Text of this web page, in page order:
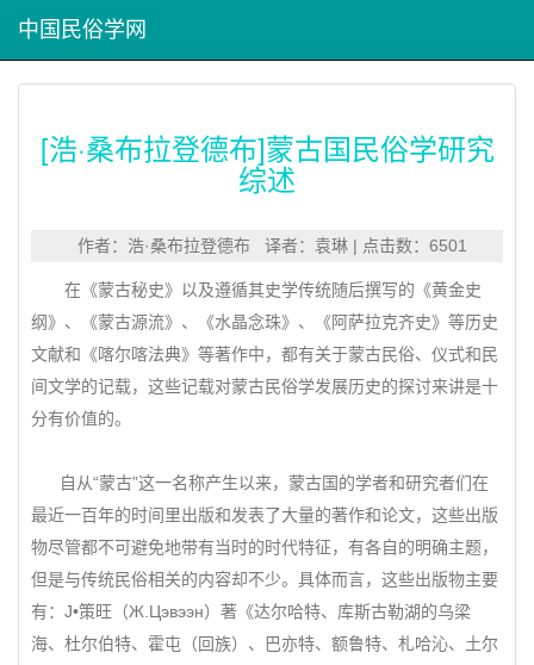
中国民俗学网
[浩·桑布拉登德布]蒙古国民俗学研究
综述
作者：浩·桑布拉登德布 译者：袁琳 | 点击数：6501
在《蒙古秘史》以及遵循其史学传统随后撰写的《黄金史
纲》、《蒙古源流》、《水晶念珠》、《阿萨拉克齐史》等历史
文献和《喀尔喀法典》等著作中，都有关于蒙古民俗、仪式和民
间文学的记载，这些记载对蒙古民俗学发展历史的探讨来讲是十
分有价值的。
自从“蒙古”这一名称产生以来，蒙古国的学者和研究者们在
最近一百年的时间里出版和发表了大量的著作和论文，这些出版
物尽管都不可避免地带有当时的时代特征，有各自的明确主题，
但是与传统民俗相关的内容却不少。具体而言，这些出版物主要
有：J•策旺（Ж.Цэвээн）著《达尔哈特、库斯古勒湖的乌梁
海、杜尔伯特、霍屯（回族）、巴亦特、额鲁特、札哈沁、土尔